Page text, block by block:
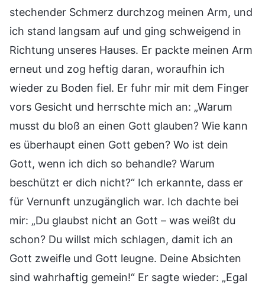
stechender Schmerz durchzog meinen Arm, und
ich stand langsam auf und ging schweigend in
Richtung unseres Hauses. Er packte meinen Arm
erneut und zog heftig daran, woraufhin ich
wieder zu Boden fiel. Er fuhr mir mit dem Finger
vors Gesicht und herrschte mich an: „Warum
musst du bloß an einen Gott glauben? Wie kann
es überhaupt einen Gott geben? Wo ist dein
Gott, wenn ich dich so behandle? Warum
beschützt er dich nicht?“ Ich erkannte, dass er
für Vernunft unzugänglich war. Ich dachte bei
mir: „Du glaubst nicht an Gott – was weißt du
schon? Du willst mich schlagen, damit ich an
Gott zweifle und Gott leugne. Deine Absichten
sind wahrhaftig gemein!“ Er sagte wieder: „Egal